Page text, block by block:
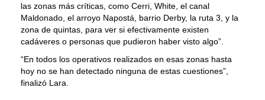
las zonas más críticas, como Cerri, White, el canal
Maldonado, el arroyo Napostá, barrio Derby, la ruta 3, y la
zona de quintas, para ver si efectivamente existen
cadáveres o personas que pudieron haber visto algo”.
“En todos los operativos realizados en esas zonas hasta
hoy no se han detectado ninguna de estas cuestiones”,
finalizó Lara.